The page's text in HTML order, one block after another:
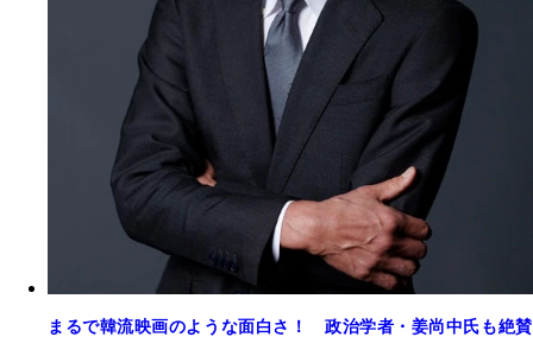
まるで韓流映画のような面白さ！ 政治学者・姜尚中氏も絶賛